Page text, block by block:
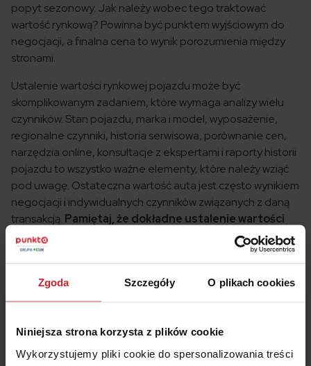
Zgoda Szczegóły O plikach cookies
Niniejsza strona korzysta z plików cookie
Wykorzystujemy pliki cookie do spersonalizowania treści
popyt sezonowy. Jak należy wobec tego traktować
wartość rynkową? Powinna być punktem wyjściowym do
negocjacji, a finalna cena to wynik porozumienia między
stronami.
Ustalenie wartości rynkowej pojazdu może być
skomplikowanym zadaniem, które wymaga analizy wielu
czynników. Stan pojazdu, marka i model, wyposażenie,
regionalne czynniki, historia serwisowa, porównanie cen,
narzędzia online, konsultacje z ekspertami i raporty historii
pojazdu to wszystko ważne elementy, które należy wziąć
pod uwagę. Ostateczna wartość auta jest często wynikiem
negocjacji i indywidualnych czynników związanych z daną
transakcją. Pamiętaj, że dokładne ustalenie wartości
rynkowej wymaga czasu, cierpliwości i gruntownego
researchu.